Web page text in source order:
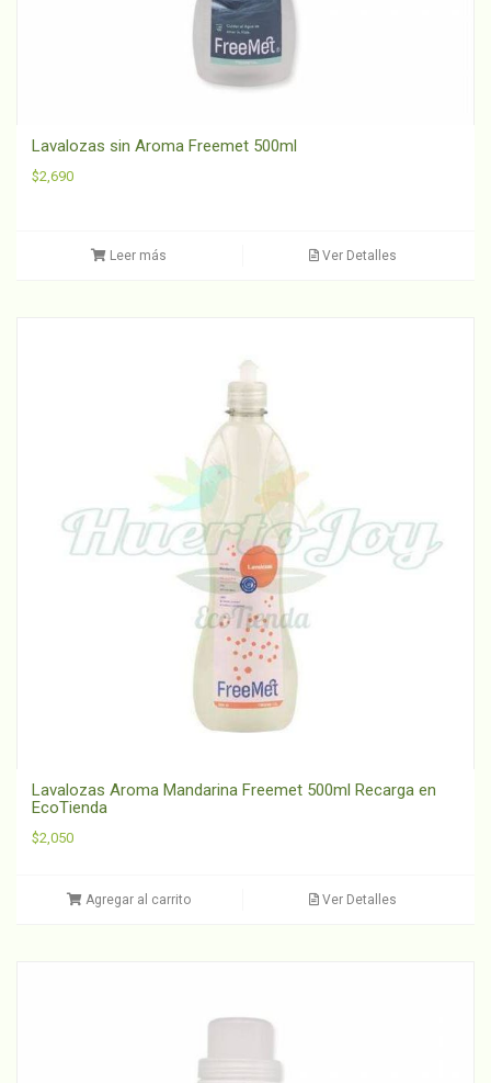
Lavalozas sin Aroma Freemet 500ml
$2,690
Leer más Ver Detalles
Lavalozas Aroma Mandarina Freemet 500ml Recarga en
EcoTienda
$2,050
Agregar al carrito Ver Detalles